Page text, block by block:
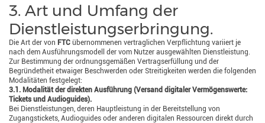
3. Art und Umfang der
Dienstleistungserbringung.
Die Art der von FTC übernommenen vertraglichen Verpflichtung variiert je
nach dem Ausführungsmodell der vom Nutzer ausgewählten Dienstleistung.
Zur Bestimmung der ordnungsgemäßen Vertragserfüllung und der
Begründetheit etwaiger Beschwerden oder Streitigkeiten werden die folgenden
Modalitäten festgelegt:
3.1. Modalität der direkten Ausführung (Versand digitaler Vermögenswerte:
Tickets und Audioguides).
Bei Dienstleistungen, deren Hauptleistung in der Bereitstellung von
Zugangstickets, Audioguides oder anderen digitalen Ressourcen direkt durch